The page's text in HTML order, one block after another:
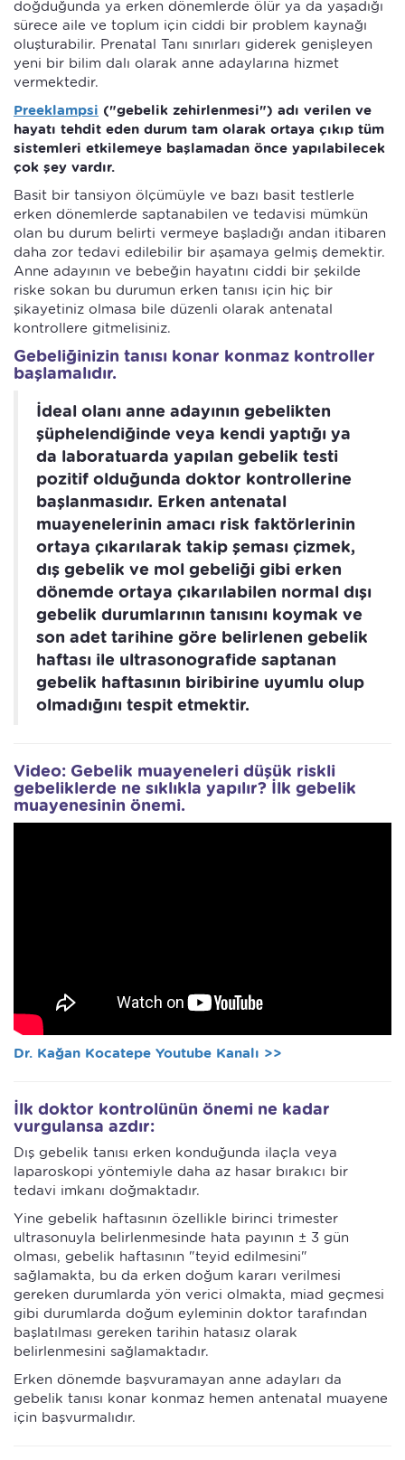
doğduğunda ya erken dönemlerde ölür ya da yaşadığı
sürece aile ve toplum için ciddi bir problem kaynağı
oluşturabilir. Prenatal Tanı sınırları giderek genişleyen
yeni bir bilim dalı olarak anne adaylarına hizmet
vermektedir.
Preeklampsi ("gebelik zehirlenmesi") adı verilen ve
hayatı tehdit eden durum tam olarak ortaya çıkıp tüm
sistemleri etkilemeye başlamadan önce yapılabilecek
çok şey vardır.
Basit bir tansiyon ölçümüyle ve bazı basit testlerle
erken dönemlerde saptanabilen ve tedavisi mümkün
olan bu durum belirti vermeye başladığı andan itibaren
daha zor tedavi edilebilir bir aşamaya gelmiş demektir.
Anne adayının ve bebeğin hayatını ciddi bir şekilde
riske sokan bu durumun erken tanısı için hiç bir
şikayetiniz olmasa bile düzenli olarak antenatal
kontrollere gitmelisiniz.
Gebeliğinizin tanısı konar konmaz kontroller
başlamalıdır.
İdeal olanı anne adayının gebelikten
şüphelendiğinde veya kendi yaptığı ya
da laboratuarda yapılan gebelik testi
pozitif olduğunda doktor kontrollerine
başlanmasıdır. Erken antenatal
muayenelerinin amacı risk faktörlerinin
ortaya çıkarılarak takip şeması çizmek,
dış gebelik ve mol gebeliği gibi erken
dönemde ortaya çıkarılabilen normal dışı
gebelik durumlarının tanısını koymak ve
son adet tarihine göre belirlenen gebelik
haftası ile ultrasonografide saptanan
gebelik haftasının biribirine uyumlu olup
olmadığını tespit etmektir.
Video: Gebelik muayeneleri düşük riskli
gebeliklerde ne sıklıkla yapılır? İlk gebelik
muayenesinin önemi.
Dr. Kağan Kocatepe Youtube Kanalı >>
İlk doktor kontrolünün önemi ne kadar
vurgulansa azdır:
Dış gebelik tanısı erken konduğunda ilaçla veya
laparoskopi yöntemiyle daha az hasar bırakıcı bir
tedavi imkanı doğmaktadır.
Yine gebelik haftasının özellikle birinci trimester
ultrasonuyla belirlenmesinde hata payının ± 3 gün
olması, gebelik haftasının "teyid edilmesini"
sağlamakta, bu da erken doğum kararı verilmesi
gereken durumlarda yön verici olmakta, miad geçmesi
gibi durumlarda doğum eyleminin doktor tarafından
başlatılması gereken tarihin hatasız olarak
belirlenmesini sağlamaktadır.
Erken dönemde başvuramayan anne adayları da
gebelik tanısı konar konmaz hemen antenatal muayene
için başvurmalıdır.